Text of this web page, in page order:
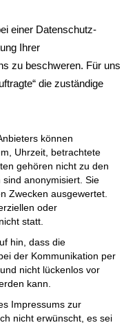
einer Datenschutz-
Ihrer
zu beschweren. Für uns
die zuständige
können
Uhrzeit, betrachtete
gehören nicht zu den
anonymisiert. Sie
Zwecken ausgewertet.
oder
statt.
hin, dass die
der Kommunikation per
nicht lückenlos vor
kann.
Impressums zur
nicht erwünscht, es sei